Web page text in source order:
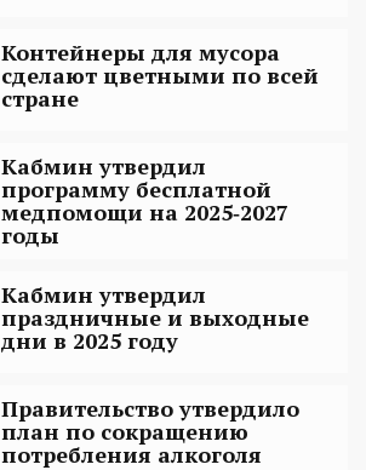
Контейнеры для мусора
сделают цветными по всей
стране
Кабмин утвердил
программу бесплатной
медпомощи на 2025‑2027
годы
Кабмин утвердил
праздничные и выходные
дни в 2025 году
Правительство утвердило
план по сокращению
потребления алкоголя